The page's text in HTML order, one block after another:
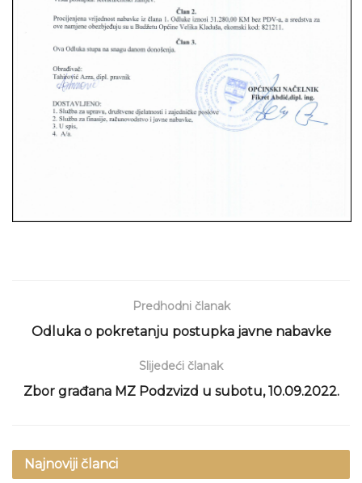
Predhodni članak
Odluka o pokretanju postupka javne nabavke
Slijedeći članak
Zbor građana MZ Podzvizd u subotu, 10.09.2022.
Najnoviji članci